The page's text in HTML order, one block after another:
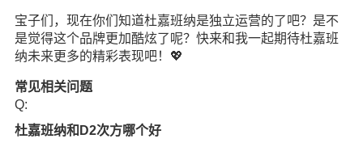
宝子们，现在你们知道杜嘉班纳是独立运营的了吧？是不
是觉得这个品牌更加酷炫了呢？快来和我一起期待杜嘉班
纳未来更多的精彩表现吧！💖
常见相关问题
Q:
杜嘉班纳和D2次方哪个好